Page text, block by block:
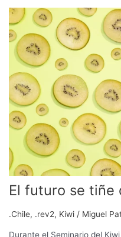
El futuro se tiñe
.Chile, .rev2, Kiwi / Miguel
Durante el Seminario del
El
futuro
se
tiñe
amarillo